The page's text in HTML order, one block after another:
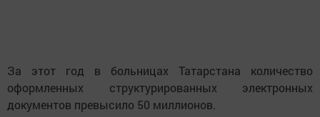
За этот год в больницах Татарстана количество
оформленных структурированных электронных
документов превысило 50 миллионов.